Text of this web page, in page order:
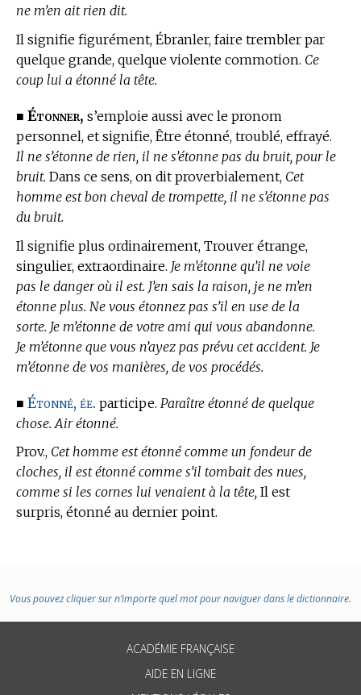
ne m’en ait rien dit.
Il signifie figurément, Ébranler, faire trembler par
quelque grande, quelque violente commotion. Ce
coup lui a étonné la tête.
■ Étonner, s’emploie aussi avec le pronom
personnel, et signifie, Être étonné, troublé, effrayé.
Il ne s’étonne de rien, il ne s’étonne pas du bruit, pour le
bruit. Dans ce sens, on dit proverbialement, Cet
homme est bon cheval de trompette, il ne s’étonne pas
du bruit.
Il signifie plus ordinairement, Trouver étrange,
singulier, extraordinaire. Je m’étonne qu’il ne voie
pas le danger où il est. J’en sais la raison, je ne m’en
étonne plus. Ne vous étonnez pas s’il en use de la
sorte. Je m’étonne de votre ami qui vous abandonne.
Je m’étonne que vous n’ayez pas prévu cet accident. Je
m’étonne de vos manières, de vos procédés.
■ Étonné, ée. participe. Paraître étonné de quelque
chose. Air étonné.
Prov., Cet homme est étonné comme un fondeur de
cloches, il est étonné comme s’il tombait des nues,
comme si les cornes lui venaient à la tête, Il est
surpris, étonné au dernier point.
Vous pouvez cliquer sur n’importe quel mot pour naviguer dans le dictionnaire.
ACADÉMIE FRANÇAISE
AIDE EN LIGNE